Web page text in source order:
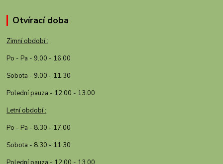
Otvírací doba
Zimní období :
Po - Pa - 9.00 - 16.00
Sobota - 9.00 - 11.30
Polední pauza - 12.00 - 13.00
Letní období :
Po - Pa - 8.30 - 17.00
Sobota - 8.30 - 11.30